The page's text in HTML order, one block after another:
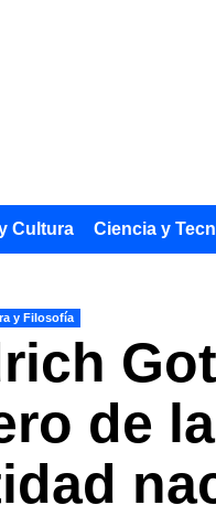
Cultura Ciencia y
y Filosofía
de